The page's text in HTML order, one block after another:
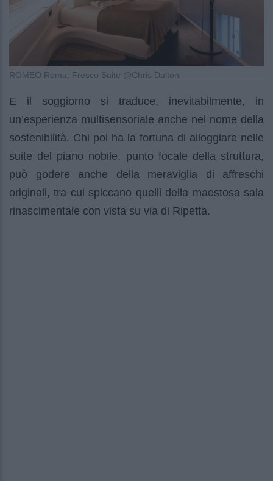
ROMEO Roma, Fresco Suite @Chris Dalton
E il soggiorno si traduce, inevitabilmente, in
un’esperienza multisensoriale anche nel nome della
sostenibilità. Chi poi ha la fortuna di alloggiare nelle
suite del piano nobile, punto focale della struttura,
può godere anche della meraviglia di affreschi
originali, tra cui spiccano quelli della maestosa sala
rinascimentale con vista su via di Ripetta.